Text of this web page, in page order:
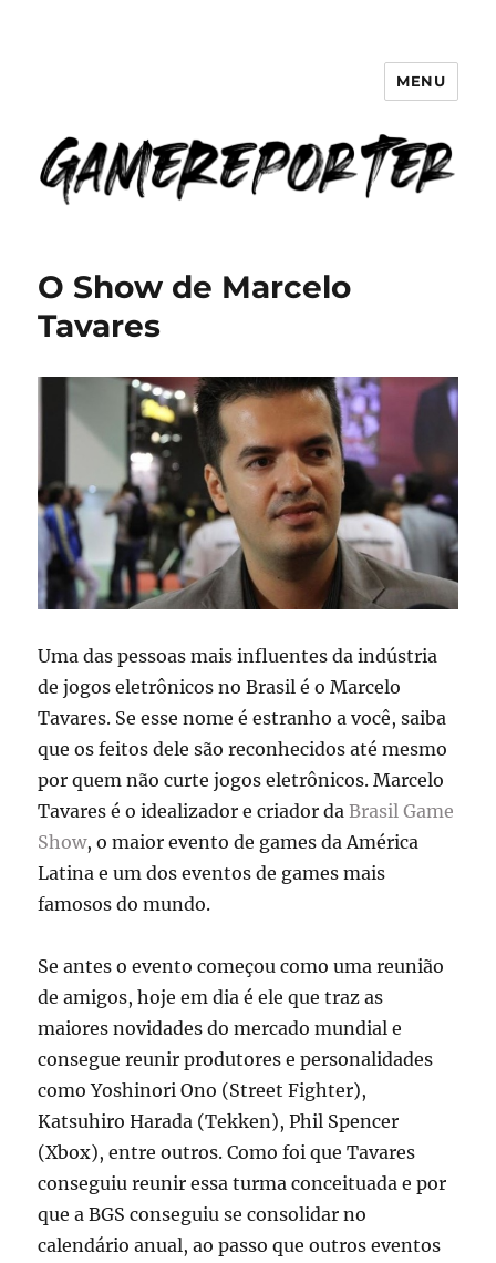
GameReporter | Cultura Gamer
MENU
O Show de Marcelo
Tavares
Uma das pessoas mais influentes da indústria
de jogos eletrônicos no Brasil é o Marcelo
Tavares. Se esse nome é estranho a você, saiba
que os feitos dele são reconhecidos até mesmo
por quem não curte jogos eletrônicos. Marcelo
Tavares é o idealizador e criador daBrasil Game
Show, o maior evento de games da América
Latina e um dos eventos de games mais
famosos do mundo.
Se antes o evento começou como uma reunião
de amigos, hoje em dia é ele que traz as
maiores novidades do mercado mundial e
consegue reunir produtores e personalidades
como Yoshinori Ono (Street Fighter),
Katsuhiro Harada (Tekken), Phil Spencer
(Xbox), entre outros. Como foi que Tavares
conseguiu reunir essa turma conceituada e por
que a BGS conseguiu se consolidar no
calendário anual, ao passo que outros eventos